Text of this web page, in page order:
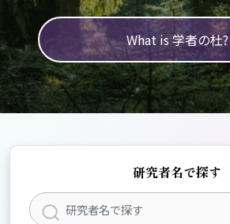
What is 学者の杜?
研究者名で探す